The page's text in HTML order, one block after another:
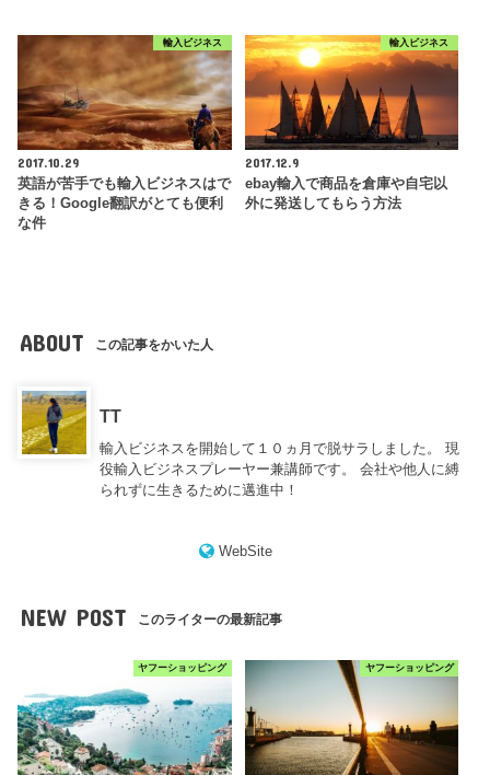
輸入ビジネス
2017.10.29
英語が苦手でも輸入ビジネスはで
きる！Google翻訳がとても便利
な件
輸入ビジネス
2017.12.9
ebay輸入で商品を倉庫や自宅以
外に発送してもらう方法
ABOUT この記事をかいた人
TT
輸入ビジネスを開始して１０ヵ月で脱サラしました。 現
役輸入ビジネスプレーヤー兼講師です。 会社や他人に縛
られずに生きるために邁進中！
WebSite
NEW POST このライターの最新記事
ヤフーショッピング ヤフーショッピング